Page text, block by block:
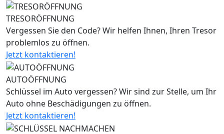
TRESORÖFFNUNG
Vergessen Sie den Code? Wir helfen Ihnen, Ihren Tresor
problemlos zu öffnen.
Jetzt kontaktieren!
AUTOÖFFNUNG
Schlüssel im Auto vergessen? Wir sind zur Stelle, um Ihr
Auto ohne Beschädigungen zu öffnen.
Jetzt kontaktieren!